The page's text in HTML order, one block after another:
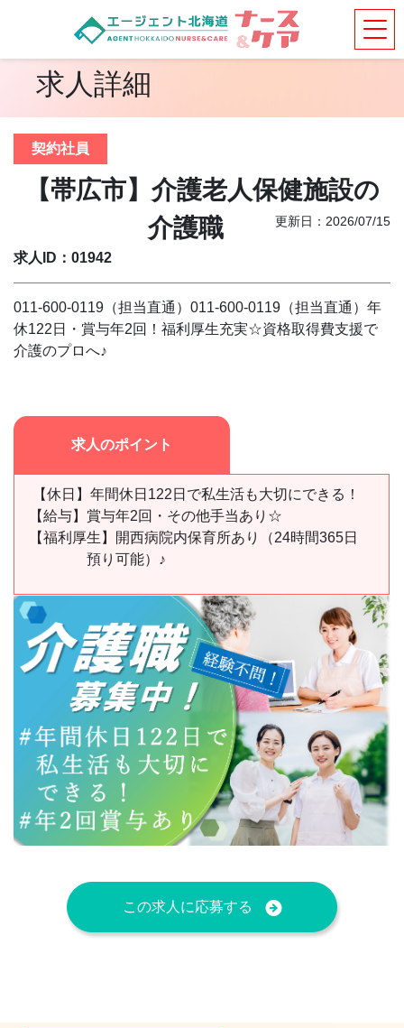
求人詳細
契約社員
【帯広市】介護老人保健施設の
介護職
求人ID：01942
更新日：2026/07/15
011-600-0119（担当直通）011-600-0119（担当直通）年
休122日・賞与年2回！福利厚生充実☆資格取得費支援で
介護のプロへ♪
求人のポイント
【休日】年間休日122日で私生活も大切にできる！
【給与】 賞与年2回・その他手当あり☆
【福利厚生】
開西病院内保育所あり（24時間365日
預り可能）♪
この求人に応募する